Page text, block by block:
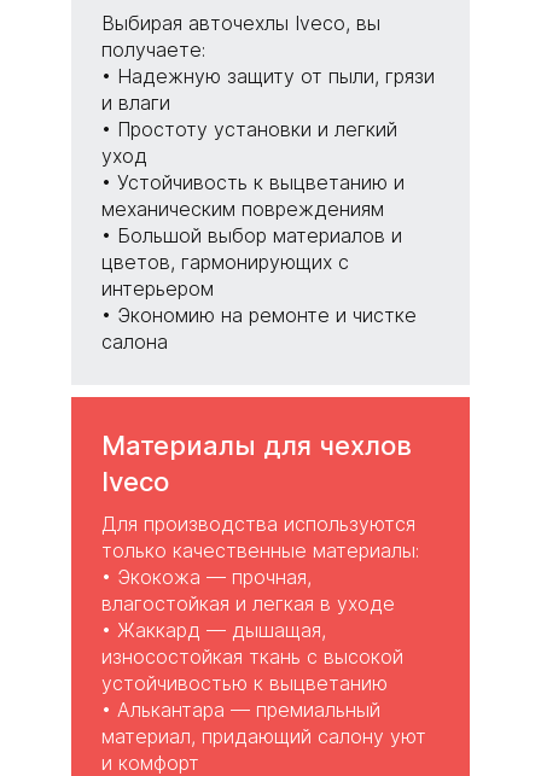
Выбирая авточехлы Iveco, вы
получаете:
• Надежную защиту от пыли, грязи
и влаги
• Простоту установки и легкий
уход
• Устойчивость к выцветанию и
механическим повреждениям
• Большой выбор материалов и
цветов, гармонирующих с
интерьером
• Экономию на ремонте и чистке
салона
Материалы для чехлов
Iveco
Для производства используются
только качественные материалы:
• Экокожа — прочная,
влагостойкая и легкая в уходе
• Жаккард — дышащая,
износостойкая ткань с высокой
устойчивостью к выцветанию
• Алькантара — премиальный
материал, придающий салону уют
и комфорт